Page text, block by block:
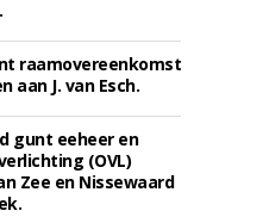
raamovereenkomst
aan J. van Esch.
gunt eeheer en
(OVL)
Zee en Nissewaard